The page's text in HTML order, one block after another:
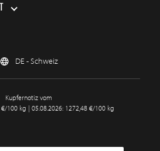
DE - Schweiz
Kupfernotiz vom
100 kg | 05.08.2026: 1272,48 €/100 kg